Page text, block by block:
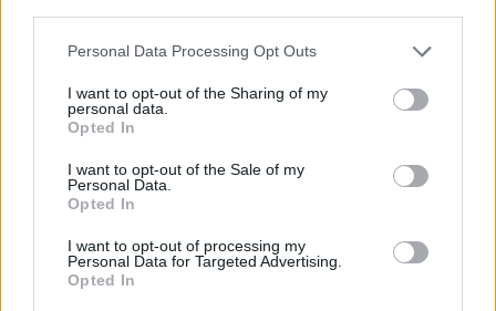
Personal Data Processing Opt Outs
I want to opt-out of the Sharing of my
personal data.
Opted In
I want to opt-out of the Sale of my
Personal Data.
Opted In
I want to opt-out of processing my
Personal Data for Targeted Advertising.
Opted In
Auto